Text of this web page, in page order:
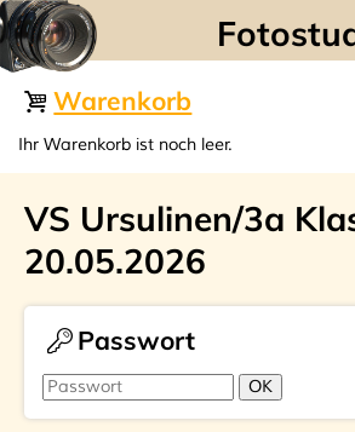
☰
Warenkorb
Ihr Warenkorb ist noch leer.
VS Ursulinen/3a
20.05.2026
Passwort